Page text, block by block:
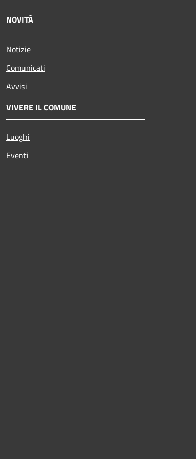
NOVITÀ
Notizie
Comunicati
Avvisi
VIVERE IL COMUNE
Luoghi
Eventi